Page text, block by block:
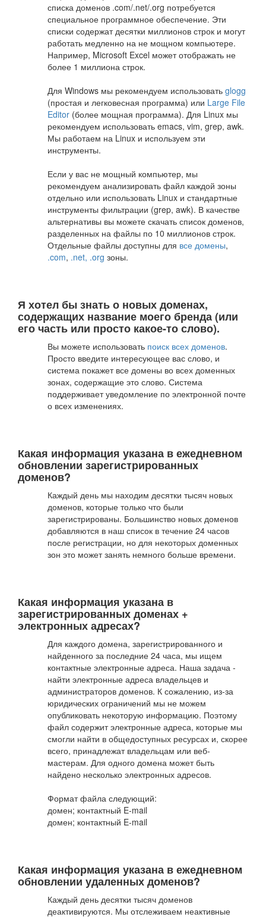
списка доменов .com/.net/.org потребуется
специальное программное обеспечение. Эти
списки содержат десятки миллионов строк и могут
работать медленно на не мощном компьютере.
Например, Microsoft Excel может отображать не
более 1 миллиона строк.
Для Windows мы рекомендуем использовать glogg
(простая и легковесная программа) или Large File
Editor (более мощная программа). Для Linux мы
рекомендуем использовать emacs, vim, grep, awk.
Мы работаем на Linux и используем эти
инструменты.
Если у вас не мощный компьютер, мы
рекомендуем анализировать файл каждой зоны
отдельно или использовать Linux и стандартные
инструменты фильтрации (grep, awk). В качестве
альтернативы вы можете скачать список доменов,
разделенных на файлы по 10 миллионов строк.
Отдельные файлы доступны для все домены,
.com, .net, .org зоны.
Я хотел бы знать о новых доменах,
содержащих название моего бренда (или
его часть или просто какое-то слово).
Вы можете использовать поиск всех доменов.
Просто введите интересующее вас слово, и
система покажет все домены во всех доменных
зонах, содержащие это слово. Система
поддерживает уведомление по электронной почте
о всех изменениях.
Какая информация указана в ежедневном
обновлении зарегистрированных
доменов?
Каждый день мы находим десятки тысяч новых
доменов, которые только что были
зарегистрированы. Большинство новых доменов
добавляются в наш список в течение 24 часов
после регистрации, но для некоторых доменных
зон это может занять немного больше времени.
Какая информация указана в
зарегистрированных доменах +
электронных адресах?
Для каждого домена, зарегистрированного и
найденного за последние 24 часа, мы ищем
контактные электронные адреса. Наша задача -
найти электронные адреса владельцев и
администраторов доменов. К сожалению, из-за
юридических ограничений мы не можем
опубликовать некоторую информацию. Поэтому
файл содержит электронные адреса, которые мы
смогли найти в общедоступных ресурсах и, скорее
всего, принадлежат владельцам или веб-
мастерам. Для одного домена может быть
найдено несколько электронных адресов.
Формат файла следующий:
домен; контактный E-mail
домен; контактный E-mail
Какая информация указана в ежедневном
обновлении удаленных доменов?
Каждый день десятки тысяч доменов
деактивируются. Мы отслеживаем неактивные